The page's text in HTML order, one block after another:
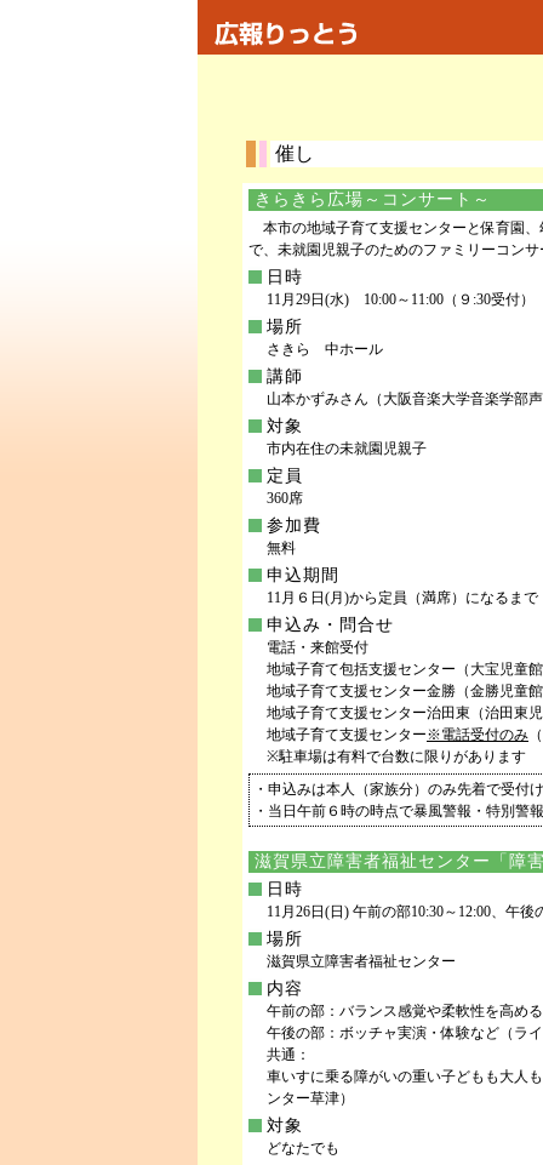
催し
きらきら広場～コンサート～
本市の地域子育て支援センターと保育園
で、未就園児親子のためのファミリーコン
日時
11月29日(水) 10:00～11:00（９:30受付）
場所
さきら 中ホール
講師
山本かずみさん（大阪音楽大学音楽学部
対象
市内在住の未就園児親子
定員
360席
参加費
無料
申込期間
11月６日(月)から定員（満席）になるま
申込み・問合せ
電話・来館受付
地域子育て包括支援センター（大宝児童
地域子育て支援センター金勝（金勝児童
地域子育て支援センター治田東（治田東
地域子育て支援センター※電話受付のみ
※駐車場は有料で台数に限りがあります
・申込みは本人（家族分）のみ先着で受付
・当日午前６時の時点で暴風警報・特別警
滋賀県立障害者福祉センター「障
日時
11月26日(日) 午前の部10:30～12:00、午後
場所
滋賀県立障害者福祉センター
内容
午前の部：バランス感覚や柔軟性を高め
午後の部：ボッチャ実演・体験など（ラ
共通：
車いすに乗る障がいの重い子どもも大人
ンター草津）
対象
どなたでも